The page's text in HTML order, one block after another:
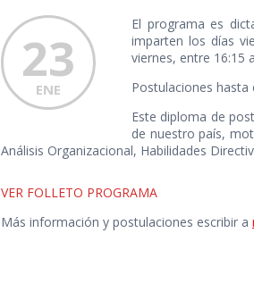
23
ENE
El programa es
imparten los días
viernes, entre 16:15
Postulaciones hasta
Este diploma de
de nuestro país,
Análisis Organizacional, Habilidades
VER FOLLETO PROGRAMA
Más información y postulaciones escribir a